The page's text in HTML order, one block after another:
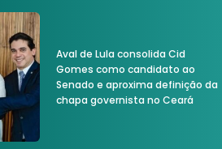
Aval de Lula consolida Cid
Gomes como candidato ao
Senado e aproxima definição da
chapa governista no Ceará